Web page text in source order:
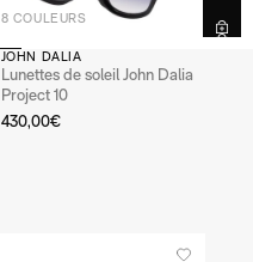
8 COULEURS
JOHN DALIA
Lunettes de soleil John Dalia
Project 10
430,00€